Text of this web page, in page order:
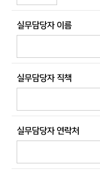
실무담당자 이름
실무담당자 직책
실무담당자 연락처